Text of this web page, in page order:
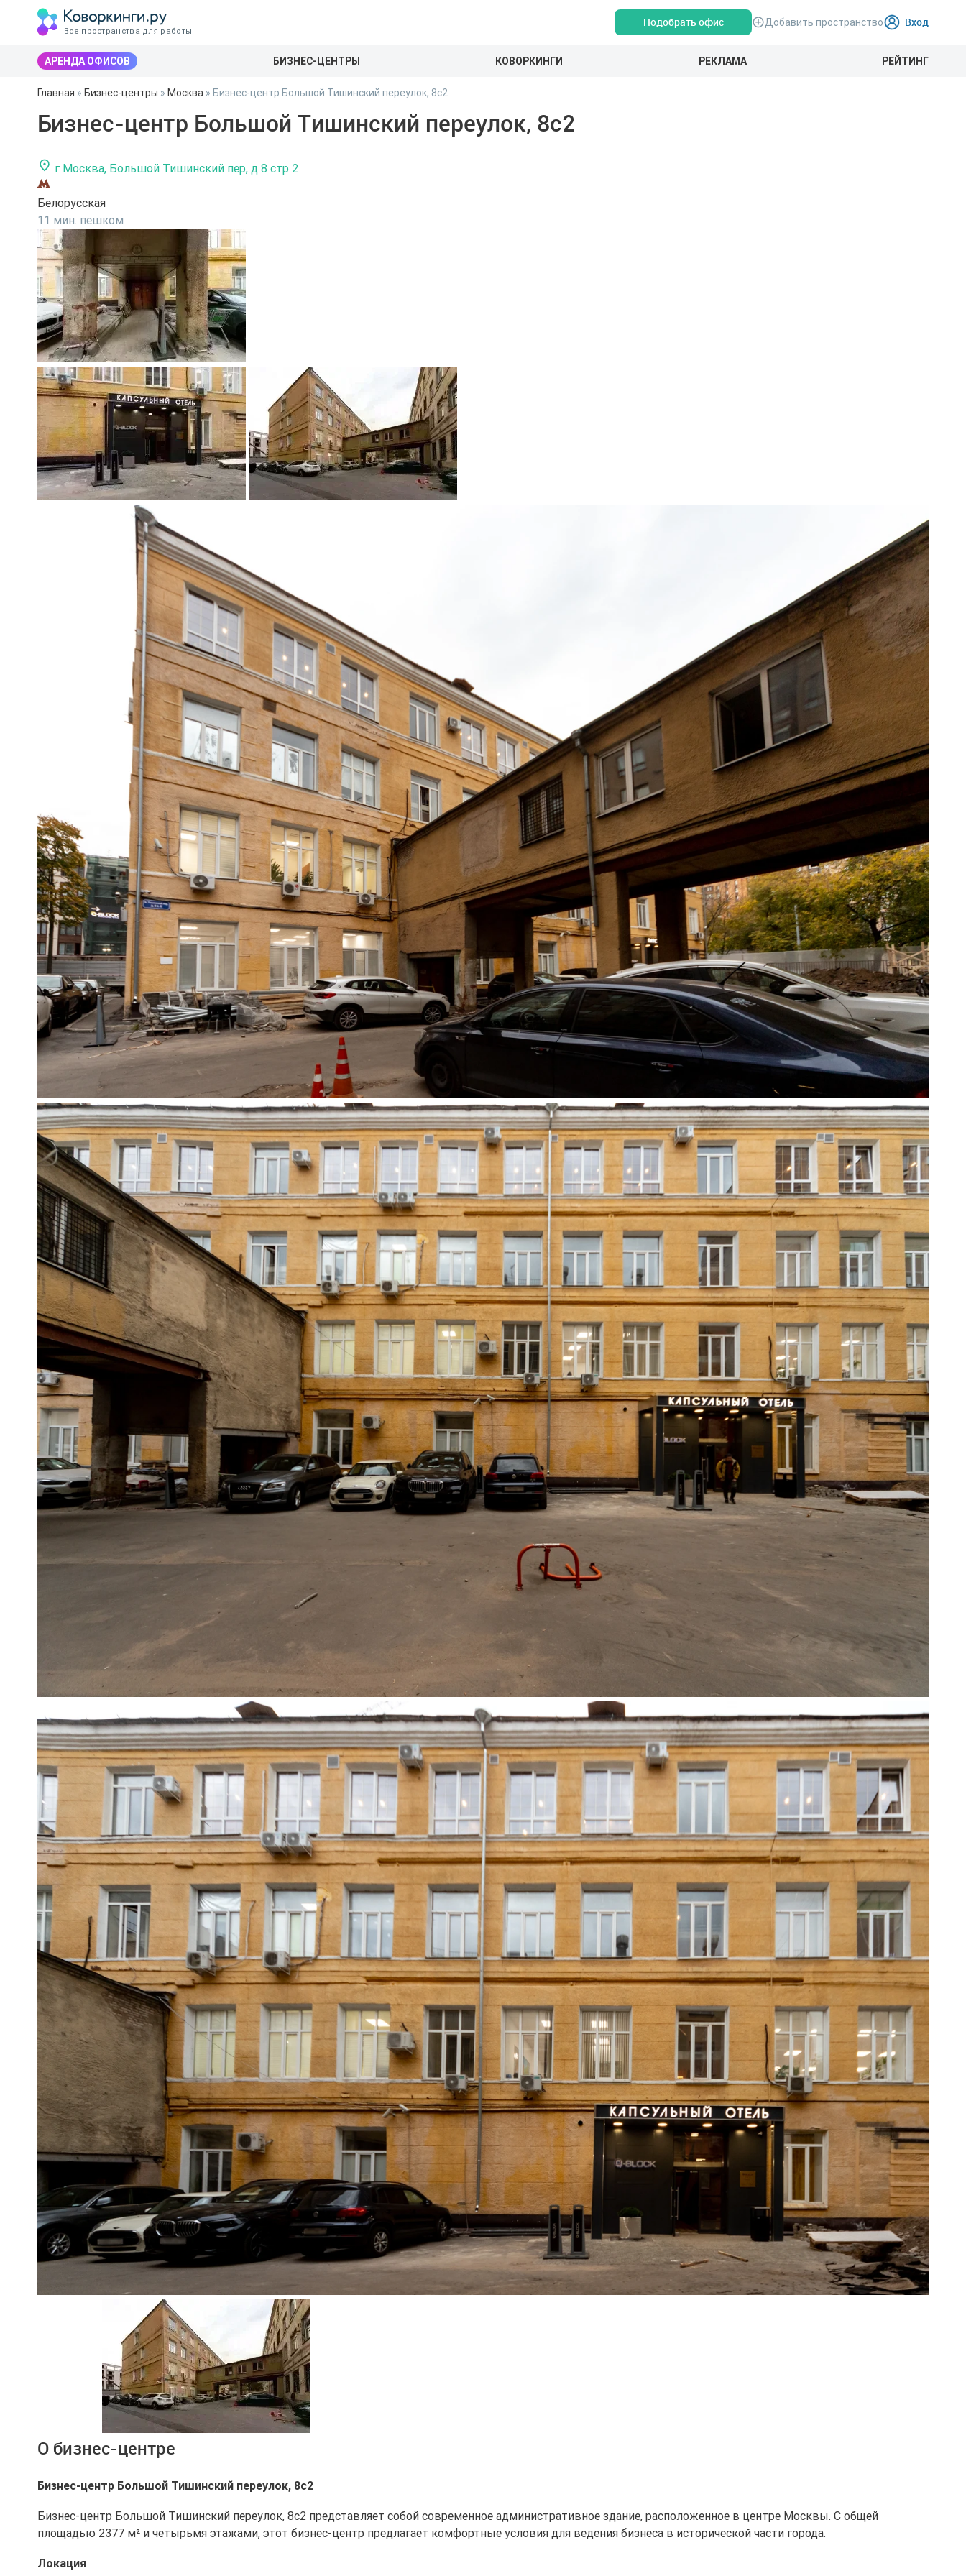
Все пространства для работы
Подобрать офис Добавить пространство Вход
АРЕНДА ОФИСОВ БИЗНЕС-ЦЕНТРЫ КОВОРКИНГИ РЕКЛАМА РЕЙТИНГ
Главная » Бизнес-центры » Москва » Бизнес-центр Большой Тишинский переулок, 8с2
Бизнес-центр Большой Тишинский переулок, 8с2
г Москва, Большой Тишинский пер, д 8 стр 2
Белорусская
11 мин. пешком
О бизнес-центре
Бизнес-центр Большой Тишинский переулок, 8с2
Бизнес-центр Большой Тишинский переулок, 8с2 представляет собой современное административное здание, расположенное в центре Москвы. С общей
площадью 2377 м² и четырьмя этажами, этот бизнес-центр предлагает комфортные условия для ведения бизнеса в исторической части города.
Локация